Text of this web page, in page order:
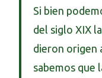
Si bien
del siglo XIX
dieron origen
sabemos que